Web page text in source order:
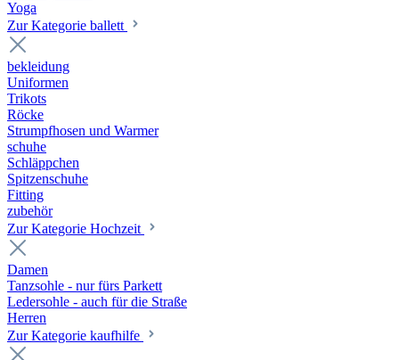
Yoga
Zur Kategorie ballett
bekleidung
Uniformen
Trikots
Röcke
Strumpfhosen und Warmer
schuhe
Schläppchen
Spitzenschuhe
Fitting
zubehör
Zur Kategorie Hochzeit
Damen
Tanzsohle - nur fürs Parkett
Ledersohle - auch für die Straße
Herren
Zur Kategorie kaufhilfe